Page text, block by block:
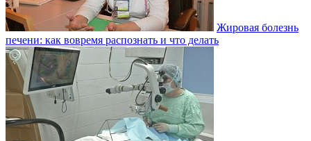
Жировая болезнь
печени: как вовремя распознать и что делать